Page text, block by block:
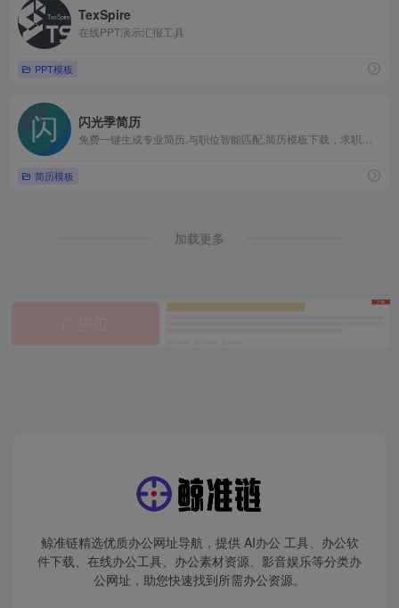
TexSpire
在线PPT演示汇报工具
PPT模板
闪光季简历
简历模板
加载更多
鲸准链精选优质办公网址导航，提供 AI办公 工具、办公软
件下载、在线办公工具、办公素材资源、影音娱乐等分类办
公网址，助您快速找到所需办公资源。